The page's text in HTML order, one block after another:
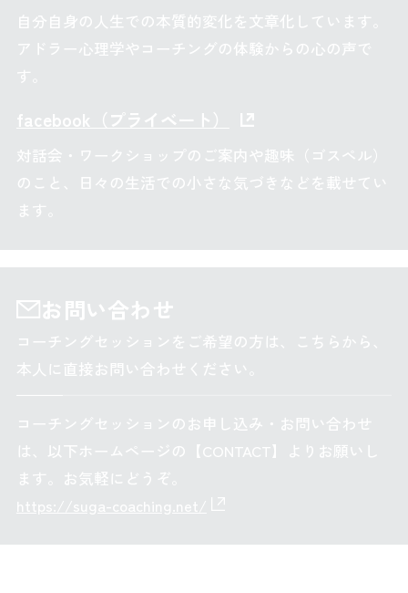
自分自身の人生での本質的変化を文章化しています。
アドラー心理学やコーチングの体験からの心の声で
す。
facebook（プライベート）
対話会・ワークショップのご案内や趣味（ゴスペル）
のこと、日々の生活での小さな気づきなどを載せてい
ます。
お問い合わせ
コーチングセッションをご希望の方は、こちらから、
本人に直接お問い合わせください。
コーチングセッションのお申し込み・お問い合わせ
は、以下ホームページの【CONTACT】よりお願いし
ます。お気軽にどうぞ。
https://suga-coaching.net/